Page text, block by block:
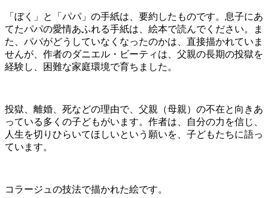
「ぼく」と「パパ」の手紙は、要約したものです。息子にあ
てたパパの愛情あふれる手紙は、絵本で読んでください。ま
た、パパがどうしていなくなったのかは、直接描かれていま
せんが、作者のダニエル・ビーティは、父親の長期の投獄を
経験し、困難な家庭環境で育ちました。
投獄、離婚、死などの理由で、父親（母親）の不在と向きあ
っている多くの子どもがいます。作者は、自分の力を信じ、
人生を切りひらいてほしいという願いを、子どもたちに語っ
ています。
コラージュの技法で描かれた絵です。